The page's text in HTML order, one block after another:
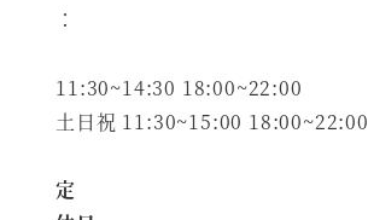
：
11:30~14:30 18:00~22:00
土日祝 11:30~15:00 18:00~22:00
定